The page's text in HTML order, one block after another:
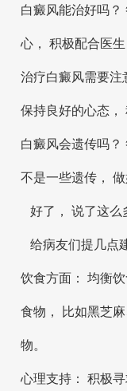
白癜风能治好吗？
心， 积极配合医
治疗白癜风需要注
保持良好的心态，
白癜风会遗传吗？
不是一些遗传， 做
好了， 说了这么
给病友们提几点
饮食方面： 均衡
食物， 比如黑芝
物。
心理支持： 积极